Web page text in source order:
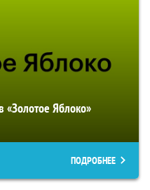
«Золотое Яблоко»
ПОДРОБНЕЕ